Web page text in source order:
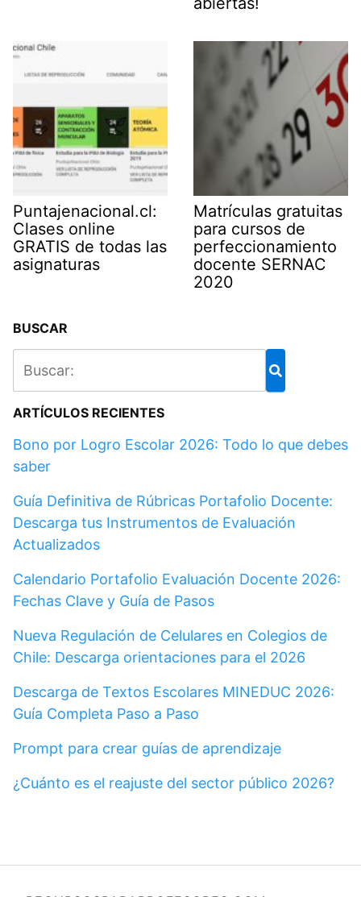
Puntajenacional.cl:
Clases online
GRATIS de todas las
asignaturas
Matrículas gratuitas
para cursos de
perfeccionamiento
docente SERNAC
2020
BUSCAR
ARTÍCULOS RECIENTES
Bono por Logro Escolar 2026: Todo lo que debes
saber
Guía Definitiva de Rúbricas Portafolio Docente:
Descarga tus Instrumentos de Evaluación
Actualizados
Calendario Portafolio Evaluación Docente 2026:
Fechas Clave y Guía de Pasos
Nueva Regulación de Celulares en Colegios de
Chile: Descarga orientaciones para el 2026
Descarga de Textos Escolares MINEDUC 2026:
Guía Completa Paso a Paso
Prompt para crear guías de aprendizaje
¿Cuánto es el reajuste del sector público 2026?